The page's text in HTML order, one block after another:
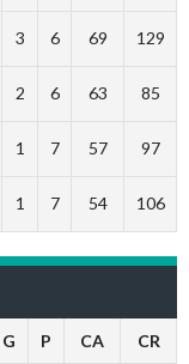
3 6 69 129
2 6 63 85
1 7 57 97
1 7 54 106
G P CA CR